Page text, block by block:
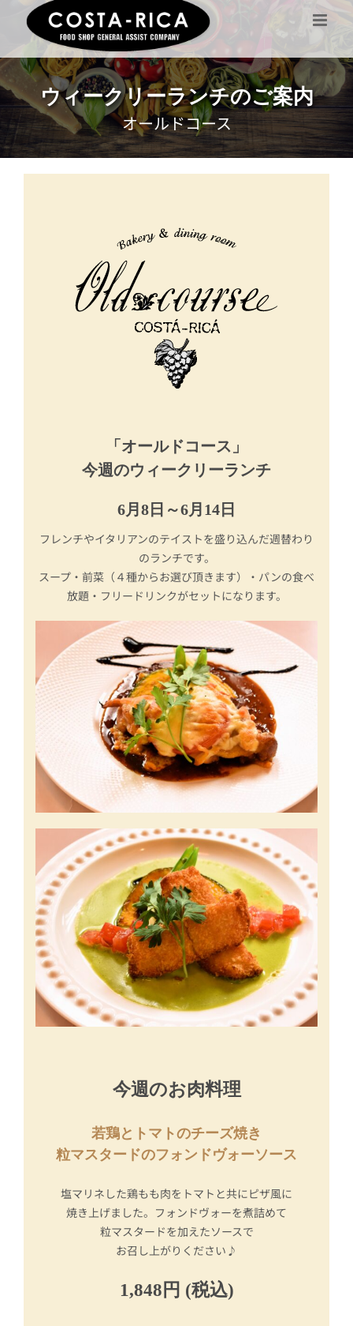
ウィークリーランチのご案内
オールドコース
「オールドコース」
今週のウィークリーランチ
6月8日～6月14日
フレンチやイタリアンのテイストを盛り込んだ週替わり
のランチです。
スープ・前菜（４種からお選び頂きます）・パンの食べ
放題・フリードリンクがセットになります。
今週のお肉料理
若鶏とトマトのチーズ焼き
粒マスタードのフォンドヴォーソース
塩マリネした鶏もも肉をトマトと共にピザ風に
焼き上げました。フォンドヴォーを煮詰めて
粒マスタードを加えたソースで
お召し上がりください♪
1,848円 (税込)